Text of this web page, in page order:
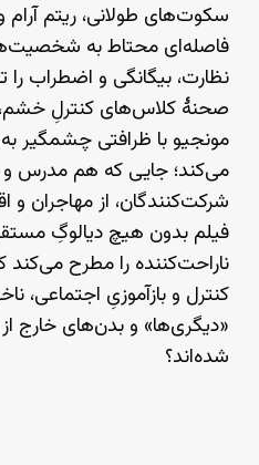
سکوت‌های طولانی، ریتم آرام
فاصله‌ای محتاط به
نظارت، بیگانگی و اضطراب
صحنهٔ کلاس‌های کنترلِ
مونجیو با ظرافتی چشمگیر
می‌کند؛ جایی که هم مدرس و
شرکت‌کنندگان، از مهاجران و
فیلم بدون هیچ دیالوگِ
ناراحت‌کننده را مطرح می‌کند
کنترل و بازآموزیِ اجتماعی،
«دیگری‌ها» و بدن‌های خارج
شده‌اند؟